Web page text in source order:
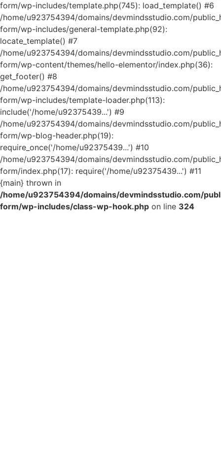
form/wp-includes/template.php(745): load_template() #6
/home/u923754394/domains/devmindsstudio.com/
form/wp-includes/general-template.php(92):
locate_template() #7
/home/u923754394/domains/devmindsstudio.com/
form/wp-content/themes/hello-elementor/index.php(36):
get_footer() #8
/home/u923754394/domains/devmindsstudio.com/
form/wp-includes/template-loader.php(113):
include('/home/u92375439...') #9
/home/u923754394/domains/devmindsstudio.com/
form/wp-blog-header.php(19):
require_once('/home/u92375439...') #10
/home/u923754394/domains/devmindsstudio.com/
form/index.php(17): require('/home/u92375439...') #11
{main} thrown in
/home/u923754394/domains/devmindsstudio.com/
form/wp-includes/class-wp-hook.php on line 324